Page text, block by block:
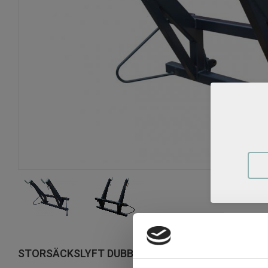
STORSÄCKSLYFT DUBBEL